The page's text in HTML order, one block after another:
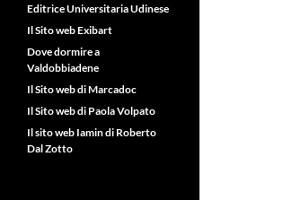
Editrice Universitaria Udinese
Il Sito web Exibart
Dove dormire a
Valdobbiadene
Il Sito web di Marcadoc
Il Sito web di Paola Volpato
Il sito web Iamin di Roberto
Dal Zotto